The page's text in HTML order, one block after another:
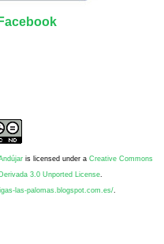
is licensed under a Creative Commons
3.0 Unported License.
las-palomas.blogspot.com.es/.